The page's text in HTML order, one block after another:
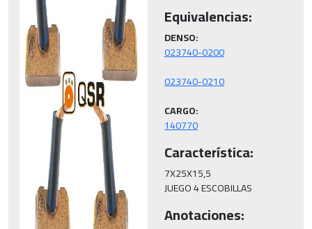
Equivalencias:
DENSO:
CARGO:
140770
Característica:
7X25X15,5
JUEGO 4 ESCOBILLAS
Anotaciones: